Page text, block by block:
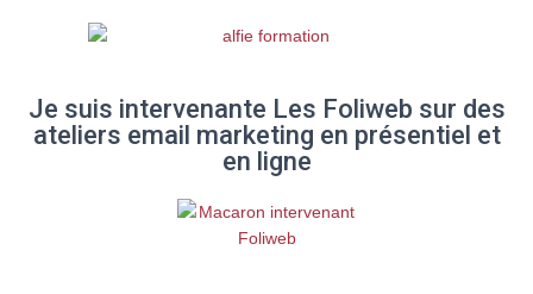
Je suis intervenante Les Foliweb sur des
ateliers email marketing en présentiel et
en ligne